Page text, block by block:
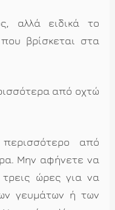
αλλά ειδικά το
βρίσκεται στα
από οχτώ
από
Μην αφήνετε να
ώρες για να
γευμάτων ή των